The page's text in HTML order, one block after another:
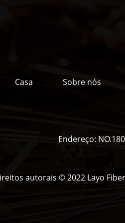
Casa Sobre nós
Endereço:
autorais © 2022 Layo